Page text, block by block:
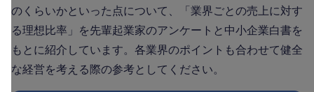
のくらいかといった点について、「業界ごとの売上に対す
る理想比率」を先輩起業家のアンケートと中小企業白書を
もとに紹介しています。各業界のポイントも合わせて健全
な経営を考える際の参考としてください。